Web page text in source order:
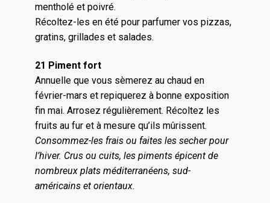
mentholé et poivré.
Récoltez-les en été pour parfumer vos pizzas,
gratins, grillades et salades.
21 Piment fort
Annuelle que vous sèmerez au chaud en
février-mars et repiquerez à bonne exposition
fin mai. Arrosez régulièrement. Récoltez les
fruits au fur et à mesure qu’ils mûrissent.
Consommez-les frais ou faites les secher pour
l’hiver. Crus ou cuits, les piments épicent de
nombreux plats méditerranéens, sud-
américains et orientaux.